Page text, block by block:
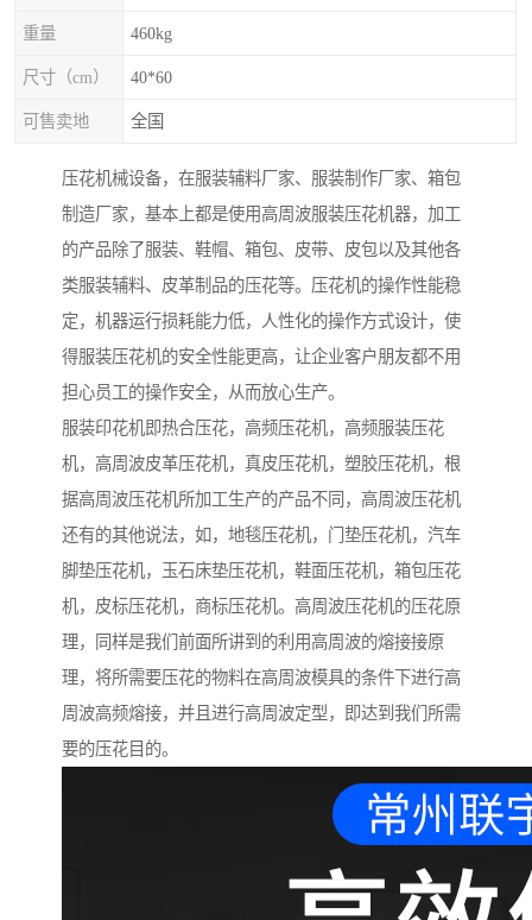
重量 460kg
尺寸（cm） 40*60
可售卖地 全国
压花机械设备，在服装辅料厂家、服装制作厂家、箱包
制造厂家，基本上都是使用高周波服装压花机器，加工
的产品除了服装、鞋帽、箱包、皮带、皮包以及其他各
类服装辅料、皮革制品的压花等。压花机的操作性能稳
定，机器运行损耗能力低，人性化的操作方式设计，使
得服装压花机的安全性能更高，让企业客户朋友都不用
担心员工的操作安全，从而放心生产。
服装印花机即热合压花，高频压花机，高频服装压花
机，高周波皮革压花机，真皮压花机，塑胶压花机，根
据高周波压花机所加工生产的产品不同，高周波压花机
还有的其他说法，如，地毯压花机，门垫压花机，汽车
脚垫压花机，玉石床垫压花机，鞋面压花机，箱包压花
机，皮标压花机，商标压花机。高周波压花机的压花原
理，同样是我们前面所讲到的利用高周波的熔接接原
理，将所需要压花的物料在高周波模具的条件下进行高
周波高频熔接，并且进行高周波定型，即达到我们所需
要的压花目的。